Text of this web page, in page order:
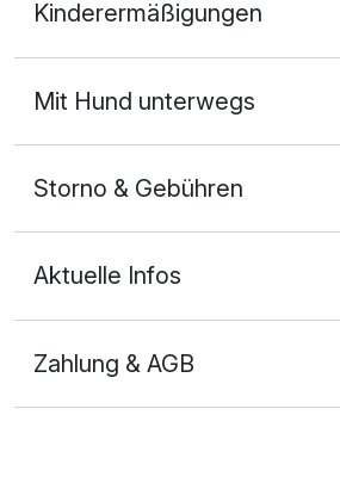
2 Erwachsene und 1 Kind
Kinderermäßigungen
Mit Hund unterwegs
Storno & Gebühren
Aktuelle Infos
Zahlung & AGB